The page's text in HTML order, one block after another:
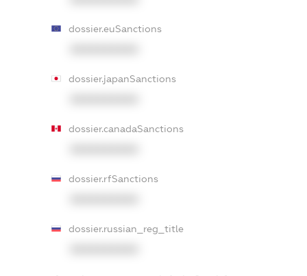
dossier.euSanctions
dossier.japanSanctions
dossier.canadaSanctions
dossier.rfSanctions
dossier.russian_reg_title